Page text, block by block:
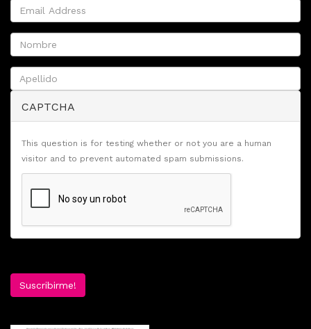
CAPTCHA
This question is for testing whether or not you are a human
visitor and to prevent automated spam submissions.
Suscribirme!